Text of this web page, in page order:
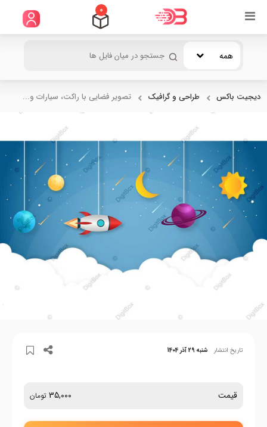
0
همه
دیجیت باکس طراحی و گرافیک تصویر فضایی با راکت، سیارات و...
تاریخ انتشار شنبه 29 آذر 1404
قیمت 35,000 تومان